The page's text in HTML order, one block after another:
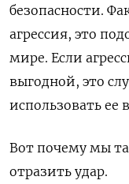
безопасности.
агрессия, это
мире. Если
выгодной, это
использовать ее
Вот почему мы
отразить удар.